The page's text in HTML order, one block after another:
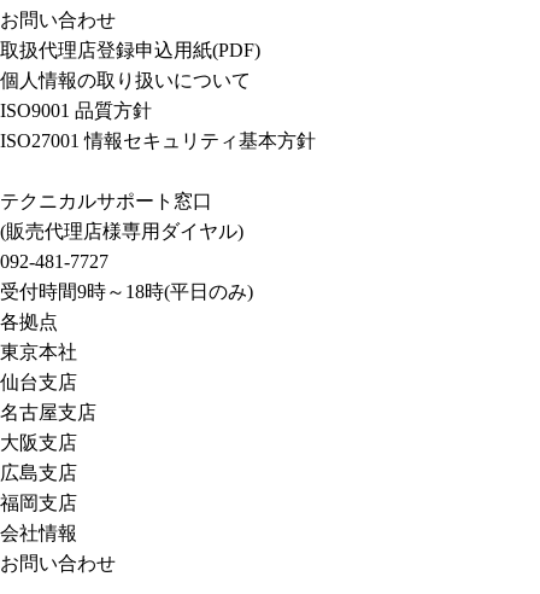
お問い合わせ
取扱代理店登録申込用紙(PDF)
個人情報の取り扱いについて
ISO9001 品質方針
ISO27001 情報セキュリティ基本方針
テクニカルサポート窓口
(販売代理店様専用ダイヤル)
092-481-7727
受付時間9時～18時(平日のみ)
各拠点
東京本社
仙台支店
名古屋支店
大阪支店
広島支店
福岡支店
会社情報
お問い合わせ